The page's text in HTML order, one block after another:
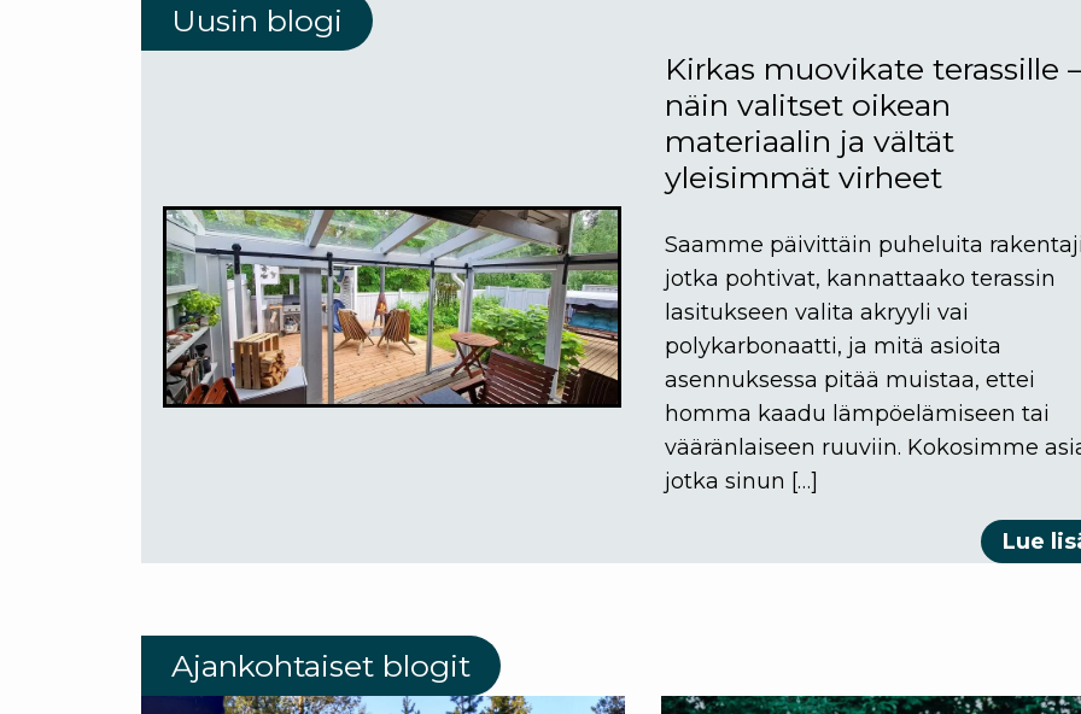
Uusin blogi
Kirkas muovikate terassille
näin valitset oikean
materiaalin ja vältät
yleisimmät virheet
Saamme päivittäin puheluita
jotka pohtivat, kannattaako terassin
lasitukseen valita akryyli vai
polykarbonaatti, ja mitä asioita
asennuksessa pitää muistaa, ettei
homma kaadu lämpöelämiseen tai
vääränlaiseen ruuviin. Kokosimme
jotka sinun […]
Lue
Ajankohtaiset blogit